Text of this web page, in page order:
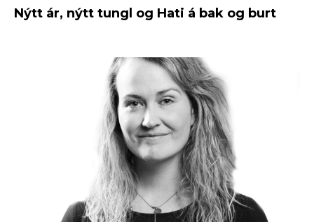
Nýtt ár, nýtt tungl og Hati á bak og burt